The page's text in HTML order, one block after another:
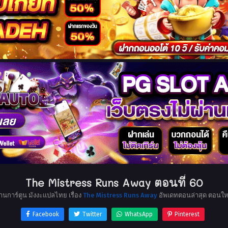
The Mistress Runs Away ตอนที่ 60
นการ์ตูน มังงะแปลไทย เรื่อง The Mistress Runs Away อัพเดทตอนล่าสุด ตอนใ
Facebook Twitter WhatsApp Pinterest